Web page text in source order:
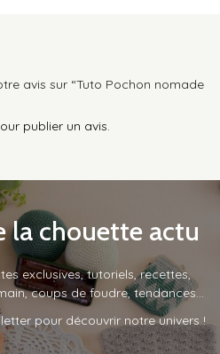
avis sur “Tuto Pochon nomade
publier un avis.
la chouette actu
exclusives, tutoriels, recettes,
coups de foudre, tendances…
pour découvrir notre univers !